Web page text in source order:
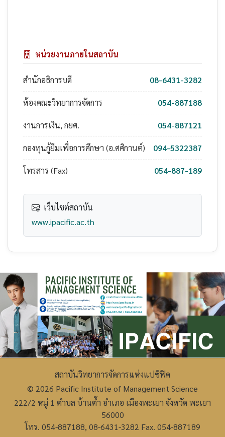
หน่วยงานภายในสถาบัน
สำนักอธิการบดี 08-6431-3282
ห้องคณะวิทยาการจัดการ 054-887188
งานการเงิน, กยศ. 054-887121
กองทุนกู้ยืมเพื่อการศึกษา (อ.ศศิกานต์) 094-5322387
โทรสาร (Fax) 054-887-189
เว็บไซต์สถาบัน
www.ipacific.ac.th
สถาบันวิทยาการจัดการแห่งแปซิฟิค
© 2026 Pacific Institute of Management Science
222/2 หมู่ 1 ตำบล บ้านต๊ำ อำเภอ เมืองพะเยา จังหวัด พะเยา
56000
โทร. 054-887188, 08-6431-3282 Fax. 054-887189